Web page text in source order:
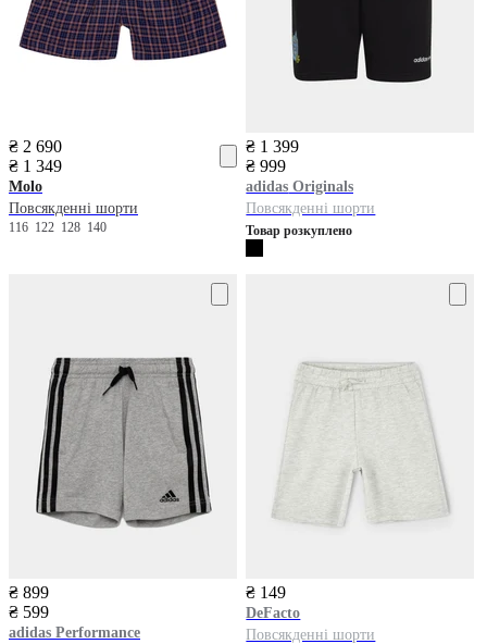
₴ 2 690
₴ 1 349
Molo
Повсякденні шорти
116 122 128 140
₴ 1 399
₴ 999
adidas Originals
Повсякденні шорти
Товар розкуплено
₴ 899
₴ 599
adidas Performance
₴ 149
DeFacto
Повсякденні шорти